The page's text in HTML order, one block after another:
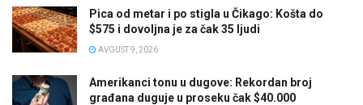
Pica od metar i po stigla u Čikago: Košta do
$575 i dovoljna je za čak 35 ljudi
AVGUST 9, 2026
Amerikanci tonu u dugove: Rekordan broj
građana duguje u proseku čak $40.000